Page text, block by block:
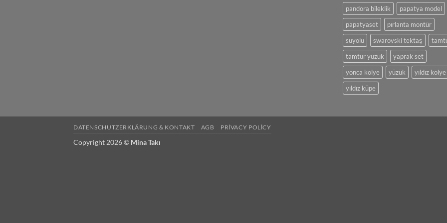
pandora bileklik
papatya model
papatyaset
pırlanta montür
suyolu
swarovski tektaş
tamtur yüzük
yaprak set
yonca kolye
yüzük
yıldız kolye
yıldız küpe
DATENSCHUTZERKLÄRUNG & KONTAKT AGB PRIVACY POLICY
Copyright 2026 © Mina Takı